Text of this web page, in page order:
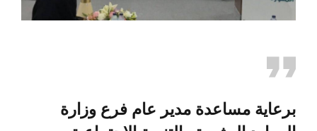
برعاية مساعدة مدير عام فرع وزارة